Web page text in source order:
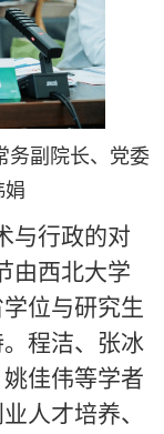
务副院长、党委
娟
与行政的对
由西北大学
位与研究生
程洁、张冰
佳伟等学者
人才培养、